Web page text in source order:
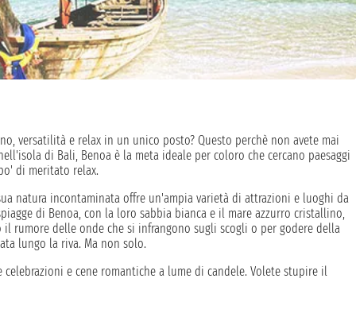
versatilità e relax in un unico posto? Questo perchè non avete mai
di Bali, Benoa è la meta ideale per coloro che cercano paesaggi
di meritato relax.
natura incontaminata offre un'ampia varietà di attrazioni e luoghi da
di Benoa, con la loro sabbia bianca e il mare azzurro cristallino,
rumore delle onde che si infrangono sugli scogli o per godere della
lungo la riva. Ma non solo.
e cene romantiche a lume di candele. Volete stupire il